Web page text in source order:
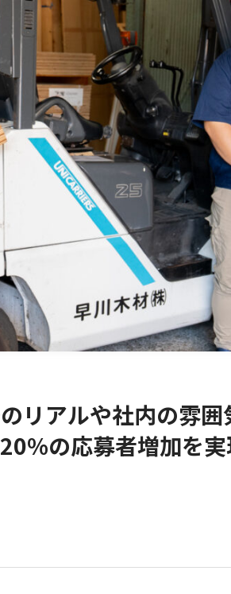
リアルや社内の雰
の応募者増加を